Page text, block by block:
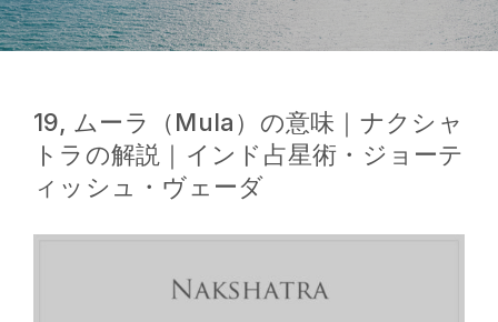
19, ムーラ（Mula）の意味｜ナクシャ
トラの解説｜インド占星術・ジョーテ
ィッシュ・ヴェーダ